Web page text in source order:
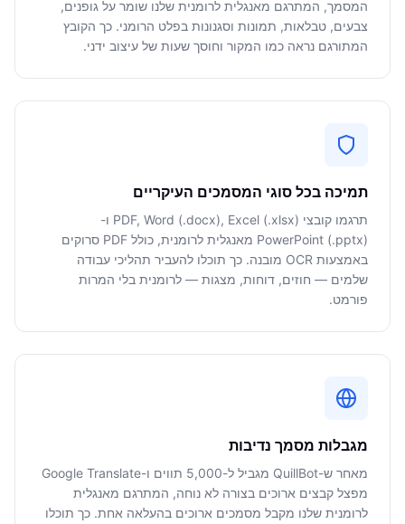
המסמך, המתרגם מאנגלית לרומנית שלנו שומר על גופנים,
צבעים, טבלאות, תמונות וסגנונות בפלט הרומני. כך הקובץ
המתורגם נראה כמו המקור וחוסך שעות של עיצוב ידני.
תמיכה בכל סוגי המסמכים העיקריים
תרגמו קובצי PDF, Word (.docx), Excel (.xlsx) ו-
PowerPoint (.pptx) מאנגלית לרומנית, כולל PDF סרוקים
באמצעות OCR מובנה. כך תוכלו להעביר תהליכי עבודה
שלמים — חוזים, דוחות, מצגות — לרומנית בלי המרות
פורמט.
מגבלות מסמך נדיבות
מאחר ש-QuillBot מגביל ל-5,000 תווים ו-Google Translate
מפצל קבצים ארוכים בצורה לא נוחה, המתרגם מאנגלית
לרומנית שלנו מקבל מסמכים ארוכים בהעלאה אחת. כך תוכלו